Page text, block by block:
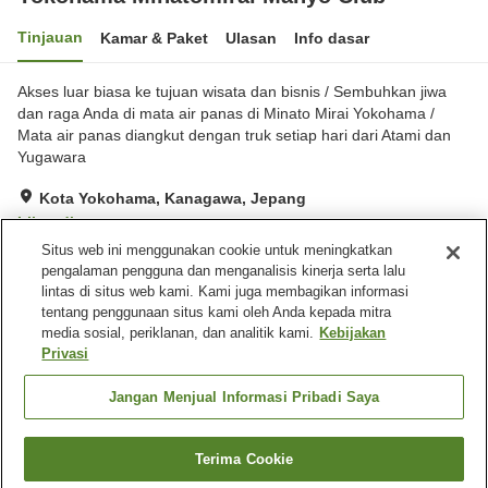
Tinjauan Kamar & Paket Ulasan Info dasar
Akses luar biasa ke tujuan wisata dan bisnis / Sembuhkan jiwa
dan raga Anda di mata air panas di Minato Mirai Yokohama /
Mata air panas diangkut dengan truk setiap hari dari Atami dan
Yugawara
Kota Yokohama, Kanagawa, Jepang
Lihat di peta
Sangat baik Ulasan: 483
Fasilitas properti
Tempat parkir
Pemandian dengan
bebatuan alami
Sauna
Cari kamar
Situs web ini menggunakan cookie untuk meningkatkan
pengalaman pengguna dan menganalisis kinerja serta lalu
lintas di situs web kami. Kami juga membagikan informasi
tentang penggunaan situs kami oleh Anda kepada mitra
media sosial, periklanan, dan analitik kami. Kebijakan
Privasi
Jangan Menjual Informasi Pribadi Saya
Terima Cookie